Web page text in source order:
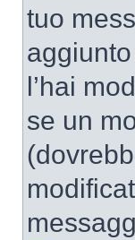
tuo
l’hai
se un